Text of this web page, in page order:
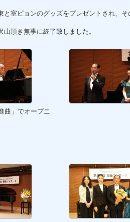
と室ピョンのグッズをプレゼントされ、そ
頂き無事に終了致しました。
曲」でオープニ